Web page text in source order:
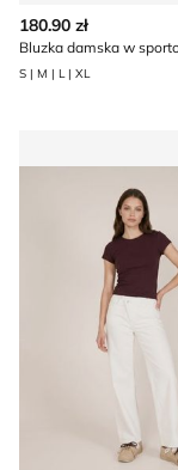
180.90 zł
S | M | L | XL